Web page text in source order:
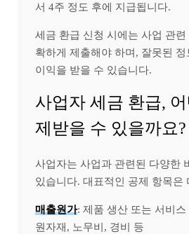
서 4주 정도 후에 지급됩니다.
세금 환급 신청 시에는 사업 관
확하게 제출해야 하며, 잘못된
이익을 받을 수 있습니다.
사업자 세금 환급,
제받을 수 있을까요?
사업자는 사업과 관련된 다양한
있습니다. 대표적인 공제 항목은
매출원가: 제품 생산 또는 서비스
원자재, 노무비, 경비 등